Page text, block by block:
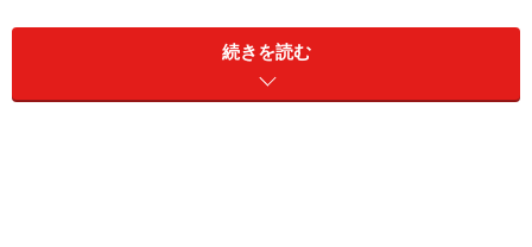
※記事内容は執筆時点のものです。最新の内容をご確認くださ
続きを読む